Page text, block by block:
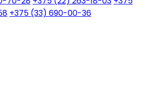
+375 (33) 690-00-36